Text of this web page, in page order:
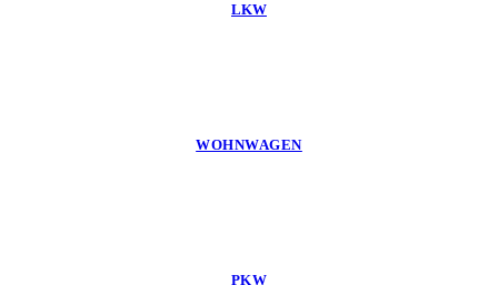
LKW
WOHNWAGEN
PKW